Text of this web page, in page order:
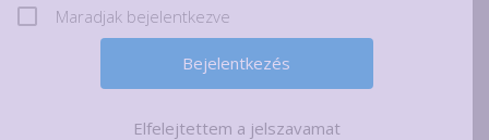
Maradjak bejelentkezve
Elfelejtettem a jelszavamat